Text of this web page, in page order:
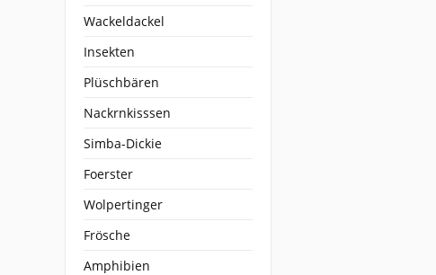
Wackeldackel
Insekten
Plüschbären
Nackrnkisssen
Simba-Dickie
Foerster
Wolpertinger
Frösche
Amphibien